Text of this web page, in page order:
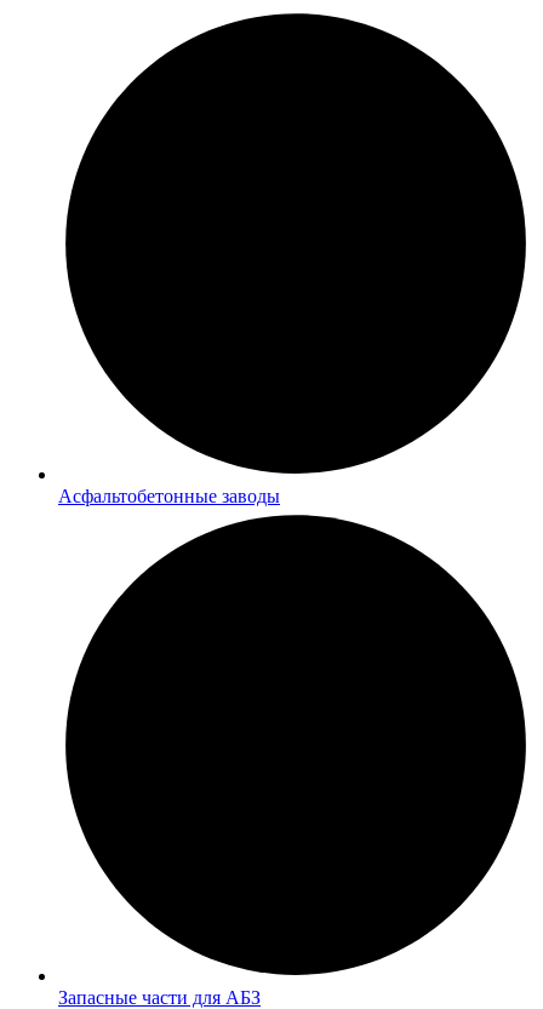
Асфальтобетонные заводы
Запасные части для АБЗ